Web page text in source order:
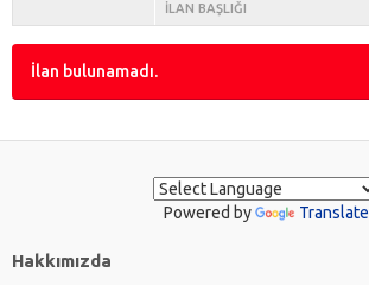
İLAN BAŞLIĞI
İlan bulunamadı.
Powered by Translate
Hakkımızda